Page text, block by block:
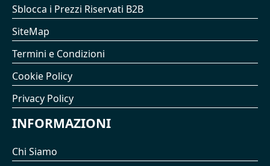
Sblocca i Prezzi Riservati B2B
SiteMap
Termini e Condizioni
Cookie Policy
Privacy Policy
INFORMAZIONI
Chi Siamo